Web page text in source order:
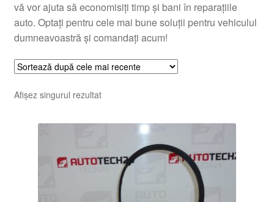
vă vor ajuta să economisiți timp și bani în reparațiile
auto. Optați pentru cele mai bune soluții pentru vehiculul
dumneavoastră și comandați acum!
Afișez singurul rezultat